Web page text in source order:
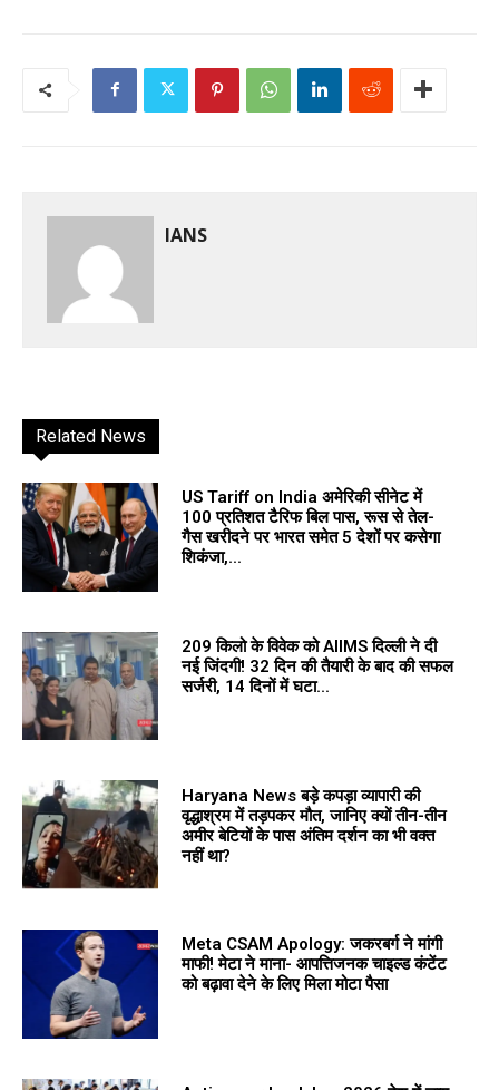
IANS
Related News
US Tariff on India अमेरिकी सीनेट में
100 प्रतिशत टैरिफ बिल पास, रूस से तेल-
गैस खरीदने पर भारत समेत 5 देशों पर कसेगा
शिकंजा,...
209 किलो के विवेक को AIIMS दिल्ली ने दी
नई जिंदगी! 32 दिन की तैयारी के बाद की सफल
सर्जरी, 14 दिनों में घटा...
Haryana News बड़े कपड़ा व्यापारी की
वृद्धाश्रम में तड़पकर मौत, जानिए क्यों तीन-तीन
अमीर बेटियों के पास अंतिम दर्शन का भी वक्त
नहीं था?
Meta CSAM Apology: जकरबर्ग ने मांगी
माफी! मेटा ने माना- आपत्तिजनक चाइल्ड कंटेंट
को बढ़ावा देने के लिए मिला मोटा पैसा